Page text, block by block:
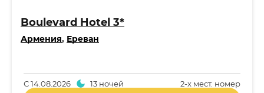
Boulevard Hotel 3*
Армения, Ереван
2-x мест. номер
С14.08.2026 13 ночей